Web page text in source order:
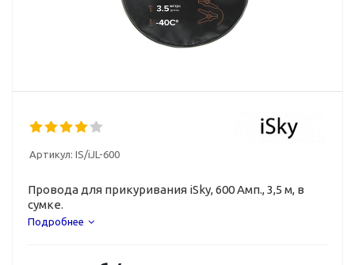
Артикул: IS/iJL-600
Провода для прикуривания iSky, 600 Амп., 3,5 м, в
сумке.
Подробнее